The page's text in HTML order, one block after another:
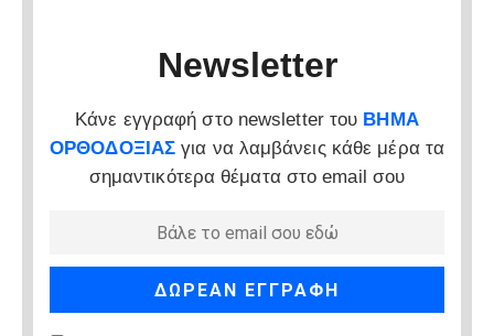
Newsletter
Κάνε εγγραφή στο newsletter του ΒΗΜΑ
ΟΡΘΟΔΟΞΙΑΣ για να λαμβάνεις κάθε μέρα τα
σημαντικότερα θέματα στο email σου